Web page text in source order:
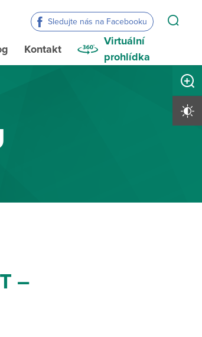
Sledujte nás na Facebooku
Kontakt
Virtuální
prohlídka
–